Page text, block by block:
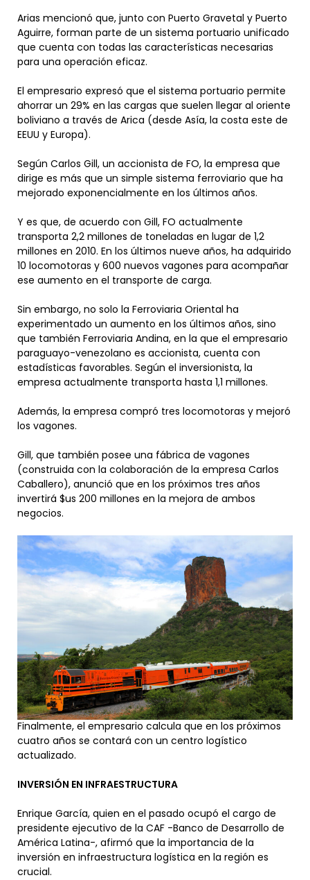
Arias mencionó que, junto con Puerto Gravetal y Puerto
Aguirre, forman parte de un sistema portuario unificado
que cuenta con todas las características necesarias
para una operación eficaz.
El empresario expresó que el sistema portuario permite
ahorrar un 29% en las cargas que suelen llegar al oriente
boliviano a través de Arica (desde Asía, la costa este de
EEUU y Europa).
Según Carlos Gill, un accionista de FO, la empresa que
dirige es más que un simple sistema ferroviario que ha
mejorado exponencialmente en los últimos años.
Y es que, de acuerdo con Gill, FO actualmente
transporta 2,2 millones de toneladas en lugar de 1,2
millones en 2010. En los últimos nueve años, ha adquirido
10 locomotoras y 600 nuevos vagones para acompañar
ese aumento en el transporte de carga.
Sin embargo, no solo la Ferroviaria Oriental ha
experimentado un aumento en los últimos años, sino
que también Ferroviaria Andina, en la que el empresario
paraguayo-venezolano es accionista, cuenta con
estadísticas favorables. Según el inversionista, la
empresa actualmente transporta hasta 1,1 millones.
Además, la empresa compró tres locomotoras y mejoró
los vagones.
Gill, que también posee una fábrica de vagones
(construida con la colaboración de la empresa Carlos
Caballero), anunció que en los próximos tres años
invertirá $us 200 millones en la mejora de ambos
negocios.
Finalmente, el empresario calcula que en los próximos
cuatro años se contará con un centro logístico
actualizado.
INVERSIÓN EN INFRAESTRUCTURA
Enrique García, quien en el pasado ocupó el cargo de
presidente ejecutivo de la CAF -Banco de Desarrollo de
América Latina-, afirmó que la importancia de la
inversión en infraestructura logística en la región es
crucial.